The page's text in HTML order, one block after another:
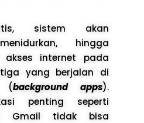
sistem akan
hingga
akses internet pada
yang berjalan di
(background apps).
penting seperti
Gmail tidak bisa